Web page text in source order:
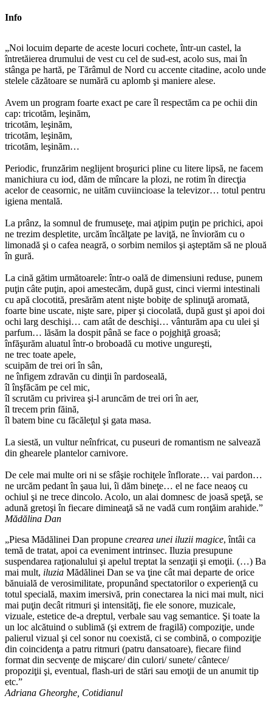
Info
„Noi locuim departe de aceste locuri cochete, într-un castel, la
întretăierea drumului de vest cu cel de sud-est, acolo sus, mai în
stânga pe hartă, pe Tărâmul de Nord cu accente citadine, acolo unde
stelele căzătoare se numără cu aplomb şi maniere alese.
Avem un program foarte exact pe care îl respectăm ca pe ochii din
cap: tricotăm, leşinăm,
tricotăm, leşinăm,
tricotăm, leşinăm,
tricotăm, leşinăm…
Periodic, frunzărim neglijent broşurici pline cu litere lipsă, ne facem
manichiura cu iod, dăm de mîncare la plozi, ne rotim în direcţia
acelor de ceasornic, ne uităm cuviincioase la televizor… totul pentru
igiena mentală.
La prânz, la somnul de frumuseţe, mai aţipim puţin pe prichici, apoi
ne trezim despletite, urcăm încălţate pe laviţă, ne înviorăm cu o
limonadă şi o cafea neagră, o sorbim nemilos şi aşteptăm să ne plouă
în gură.
La cină gătim următoarele: într-o oală de dimensiuni reduse, punem
puţin câte puţin, apoi amestecăm, după gust, cinci viermi intestinali
cu apă clocotită, presărăm atent nişte bobiţe de splinuţă aromată,
foarte bine uscate, nişte sare, piper şi ciocolată, după gust şi apoi doi
ochi larg deschişi… cam atât de deschişi… vânturăm apa cu ulei şi
parfum… lăsăm la dospit până se face o pojghiţă groasă;
înfăşurăm aluatul într-o broboadă cu motive ungureşti,
ne trec toate apele,
scuipăm de trei ori în sân,
ne înfigem zdravăn cu dinţii în pardoseală,
îl înşfăcăm pe cel mic,
îl scrutăm cu privirea şi-l aruncăm de trei ori în aer,
îl trecem prin făină,
îl batem bine cu făcăleţul şi gata masa.
La siestă, un vultur neînfricat, cu puseuri de romantism ne salvează
din ghearele plantelor carnivore.
De cele mai multe ori ni se sfâşie rochiţele înflorate… vai pardon…
ne urcăm pedant în şaua lui, îi dăm bineţe… el ne face neaoş cu
ochiul şi ne trece dincolo. Acolo, un alai domnesc de joasă speţă, se
adună gretoşi în fiecare dimineaţă să ne vadă cum ronţăim arahide.”
Mădălina Dan
„Piesa Mădălinei Dan propune crearea unei iluzii magice, întâi ca
temă de tratat, apoi ca eveniment intrinsec. Iluzia presupune
suspendarea raţionalului şi apelul treptat la senzaţii şi emoţii. (…) Ba
mai mult, iluzia Mădălinei Dan se va ţine cât mai departe de orice
bănuială de verosimilitate, propunând spectatorilor o experienţă cu
totul specială, maxim imersivă, prin conectarea la nici mai mult, nici
mai puţin decât ritmuri şi intensităţi, fie ele sonore, muzicale,
vizuale, estetice de-a dreptul, verbale sau vag semantice. Şi toate la
un loc alcătuind o sublimă (şi extrem de fragilă) compoziţie, unde
palierul vizual şi cel sonor nu coexistă, ci se combină, o compoziţie
din coincidenţa a patru ritmuri (patru dansatoare), fiecare fiind
format din secvenţe de mişcare/ din culori/ sunete/ cântece/
propoziţii şi, eventual, flash-uri de stări sau emoţii de un anumit tip
etc.”
Adriana Gheorghe, Cotidianul